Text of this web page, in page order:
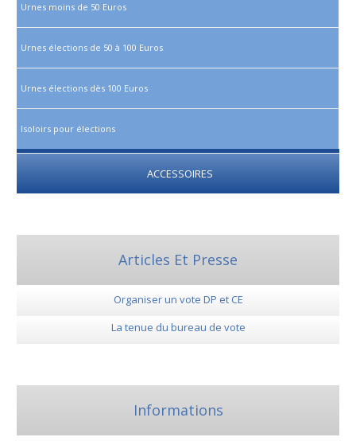
Urnes moins de 50 Euros
Urnes élections de 50 à 100 Euros
Urnes élections dès 100 Euros
Isoloirs pour élections
ACCESSOIRES
Articles Et Presse
Organiser un vote DP et CE
La tenue du bureau de vote
Informations